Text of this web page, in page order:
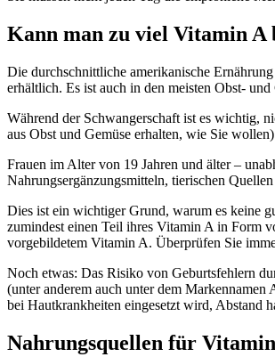
Kann man zu viel Vitamin A
Die durchschnittliche amerikanische
erhältlich. Es ist auch in den meisten Obst-
Während der Schwangerschaft ist es wichtig,
aus Obst und Gemüse erhalten, wie Sie
Frauen im Alter von 19 Jahren und älter –
Nahrungsergänzungsmitteln, tierischen
Dies ist ein wichtiger Grund, warum es keine
zumindest einen Teil ihres Vitamin A in Form
vorgebildetem Vitamin A. Überprüfen Sie
Noch etwas: Das Risiko von Geburtsfehlern
(unter anderem auch unter dem
bei Hautkrankheiten eingesetzt wird, Abstand
Nahrungsquellen für